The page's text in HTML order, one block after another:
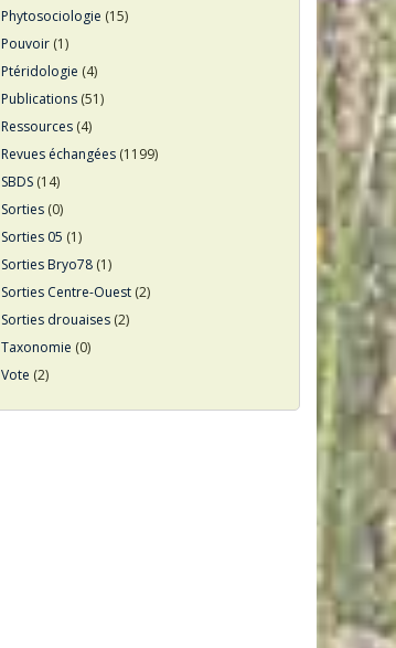
Phytosociologie (15)
Pouvoir (1)
Ptéridologie (4)
Publications (51)
Ressources (4)
Revues échangées (1199)
SBDS (14)
Sorties (0)
Sorties 05 (1)
Sorties Bryo78 (1)
Sorties Centre-Ouest (2)
Sorties drouaises (2)
Taxonomie (0)
Vote (2)